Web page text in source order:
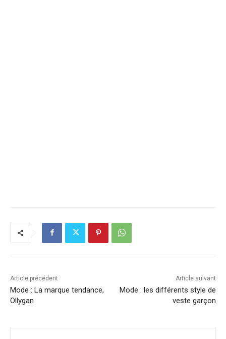
Article précédent
Mode : La marque tendance,
Ollygan
Article suivant
Mode : les différents style de
veste garçon